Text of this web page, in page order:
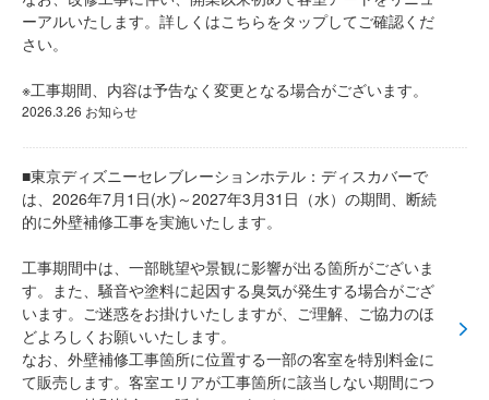
ーアルいたします。詳しくはこちらをタップしてご確認くだ
さい。
※工事期間、内容は予告なく変更となる場合がございます。
2026.3.26 お知らせ
■東京ディズニーセレブレーションホテル：ディスカバーで
は、2026年7月1日(水)～2027年3月31日（水）の期間、断続
的に外壁補修工事を実施いたします。
工事期間中は、一部眺望や景観に影響が出る箇所がございま
す。また、騒音や塗料に起因する臭気が発生する場合がござ
います。ご迷惑をお掛けいたしますが、ご理解、ご協力のほ
どよろしくお願いいたします。
なお、外壁補修工事箇所に位置する一部の客室を特別料金に
て販売します。客室エリアが工事箇所に該当しない期間につ